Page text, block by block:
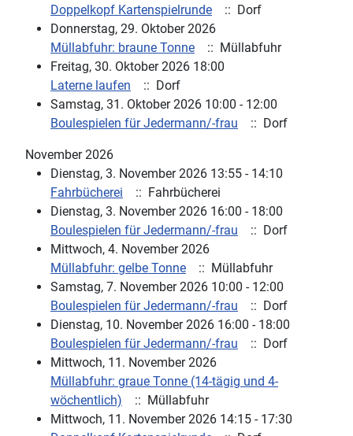
Doppelkopf Kartenspielrunde
:: Dorf
Donnerstag, 29. Oktober 2026
Müllabfuhr: braune Tonne
:: Müllabfuhr
Freitag, 30. Oktober 2026 18:00
Laterne laufen
:: Dorf
Samstag, 31. Oktober 2026 10:00 - 12:00
Boulespielen für Jedermann/-frau
:: Dorf
November 2026
Dienstag, 3. November 2026 13:55 - 14:10
Fahrbücherei
:: Fahrbücherei
Dienstag, 3. November 2026 16:00 - 18:00
Boulespielen für Jedermann/-frau
:: Dorf
Mittwoch, 4. November 2026
Müllabfuhr: gelbe Tonne
:: Müllabfuhr
Samstag, 7. November 2026 10:00 - 12:00
Boulespielen für Jedermann/-frau
:: Dorf
Dienstag, 10. November 2026 16:00 - 18:00
Boulespielen für Jedermann/-frau
:: Dorf
Mittwoch, 11. November 2026
Müllabfuhr: graue Tonne (14-tägig und 4-
wöchentlich)
:: Müllabfuhr
Mittwoch, 11. November 2026 14:15 - 17:30